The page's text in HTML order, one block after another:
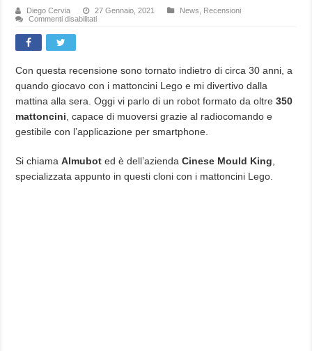
Diego Cervia 27 Gennaio, 2021 News
Recensioni
Commenti disabilitatisu
robot
di
mattoncini
radiocomando
app!
|
Recensione
Con questa recensione sono tornato indietro di circa 30 anni, a
quando giocavo con i mattoncini Lego e mi divertivo dalla
mattina alla sera. Oggi vi parlo di un robot formato da oltre350
mattoncini , capace di muoversi grazie al radiocomando e
gestibile con l’applicazione per smartphone.
Si chiamaAlmubot ed è dell’aziendaCinese Mould King
specializzata appunto in questi cloni con i mattoncini Lego.